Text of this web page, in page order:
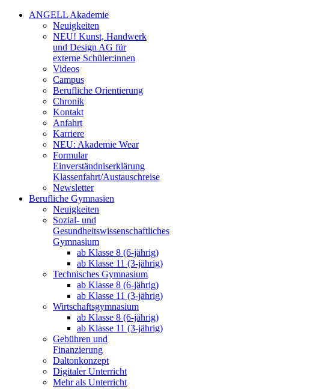
ANGELL Akademie
Neuigkeiten
NEU! Kunst, Handwerk
und Design AG für
externe Schüler:innen
Videos
Campus
Berufliche Orientierung
Chronik
Kontakt
Anfahrt
Karriere
NEU: Akademie Wear
Formular
Einverständniserklärung
Klassenfahrt/Austauschreise
Newsletter
Berufliche Gymnasien
Neuigkeiten
Sozial- und
Gesundheitswissenschaftliches
Gymnasium
ab Klasse 8 (6-jährig)
ab Klasse 11 (3-jährig)
Technisches Gymnasium
ab Klasse 8 (6-jährig)
ab Klasse 11 (3-jährig)
Wirtschaftsgymnasium
ab Klasse 8 (6-jährig)
ab Klasse 11 (3-jährig)
Gebühren und
Finanzierung
Daltonkonzept
Digitaler Unterricht
Mehr als Unterricht